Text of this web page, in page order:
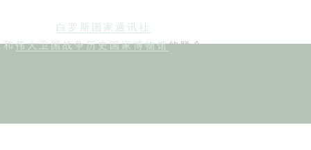
白罗斯国家通讯社
和伟大卫国战争历史国家博物馆的联合